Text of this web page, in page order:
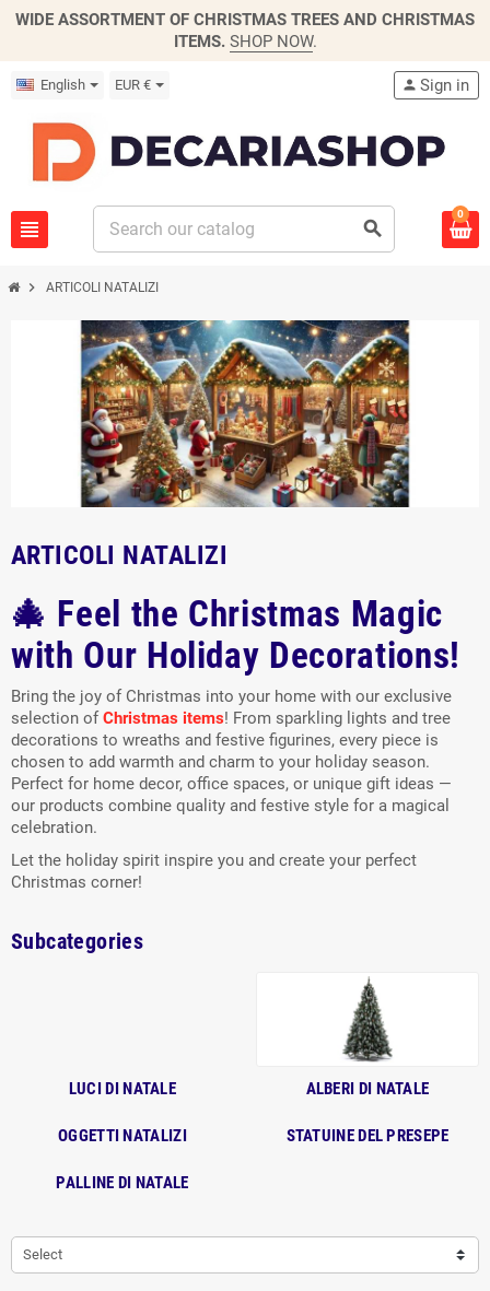
WIDE ASSORTMENT OF CHRISTMAS TREES AND CHRISTMAS
ITEMS. SHOP NOW.
English EUR €
view_headline search
person Sign in
0
chevron_right ARTICOLI NATALIZI
ARTICOLI NATALIZI
🎄 Feel the Christmas Magic
with Our Holiday Decorations!
Bring the joy of Christmas into your home with our exclusive
selection ofChristmas items! From sparkling lights and tree
decorations to wreaths and festive figurines, every piece is
chosen to add warmth and charm to your holiday season.
Perfect for home decor, office spaces, or unique gift ideas —
our products combine quality and festive style for a magical
celebration.
Let the holiday spirit inspire you and create your perfect
Christmas corner!
Subcategories
LUCI DI NATALE ALBERI DI NATALE
OGGETTI NATALIZI STATUINE DEL PRESEPE
PALLINE DI NATALE
Select